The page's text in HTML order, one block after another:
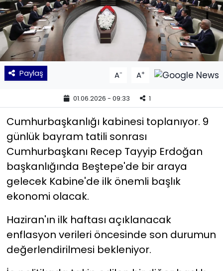
Paylaş A- A+
01.06.2026 - 09:33 1
Cumhurbaşkanlığı kabinesi toplanıyor. 9
günlük bayram tatili sonrası
Cumhurbaşkanı Recep Tayyip Erdoğan
başkanlığında Beştepe'de bir araya
gelecek Kabine'de ilk önemli başlık
ekonomi olacak.
Haziran'ın ilk haftası açıklanacak
enflasyon verileri öncesinde son durumun
değerlendirilmesi bekleniyor.
SAĞLIK
Siyaset
SPOR
TEKNOLOJİ
Yaşam
YEREL POLİTİKA
YEREL YÖNETİMLER
Yurt